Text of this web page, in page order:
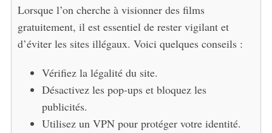
Lorsque l’on cherche à visionner des films
gratuitement, il est essentiel de rester vigilant et
d’éviter les sites illégaux. Voici quelques conseils :
Vérifiez la légalité du site.
Désactivez les pop-ups et bloquez les
publicités.
Utilisez un VPN pour protéger votre identité.